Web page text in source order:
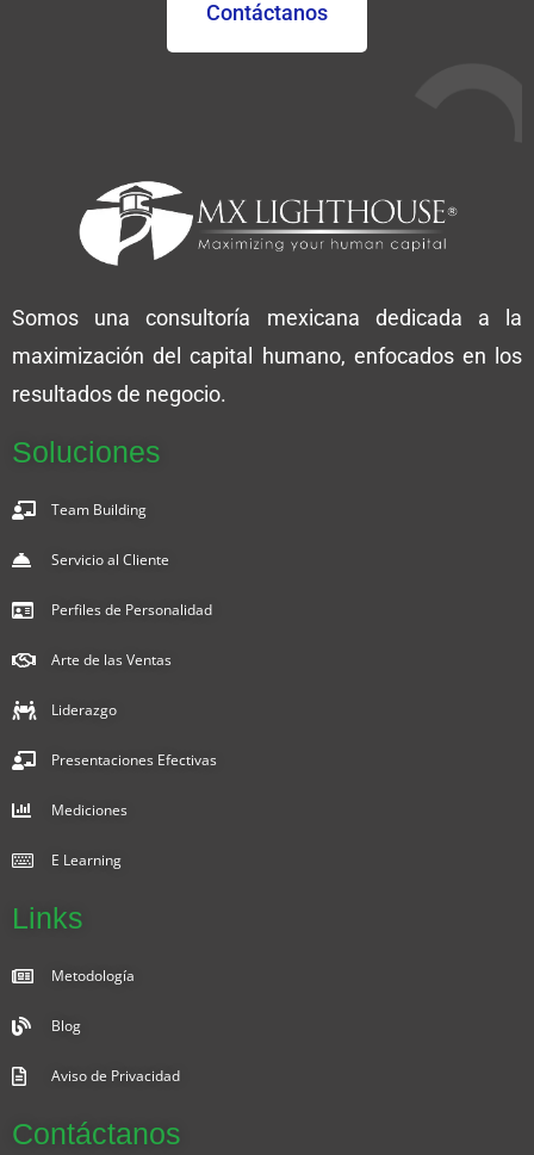
Contáctanos
Somos una consultoría mexicana dedicada a la
maximización del capital humano, enfocados en los
resultados de negocio.
Soluciones
Team Building
Servicio al Cliente
Perfiles de Personalidad
Arte de las Ventas
Liderazgo
Presentaciones Efectivas
Mediciones
E Learning
Links
Metodología
Blog
Aviso de Privacidad
Contáctanos